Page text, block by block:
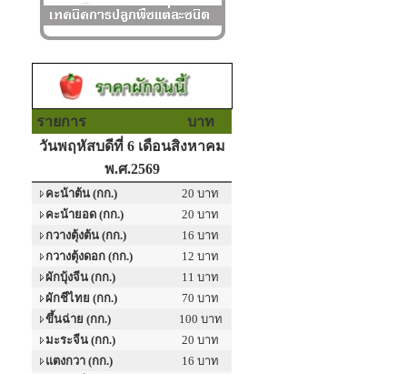
รายการ
บาท
วันพฤหัสบดีที่ 6 เดือนสิงหาคม
พ.ศ.2569
คะน้าต้น (กก.)
20 บาท
คะน้ายอด (กก.)
20 บาท
กวางตุ้งต้น (กก.)
16 บาท
กวางตุ้งดอก (กก.)
12 บาท
ผักบุ้งจีน (กก.)
11 บาท
ผักชีไทย (กก.)
70 บาท
ขึ้นฉ่าย (กก.)
100 บาท
มะระจีน (กก.)
20 บาท
แตงกวา (กก.)
16 บาท